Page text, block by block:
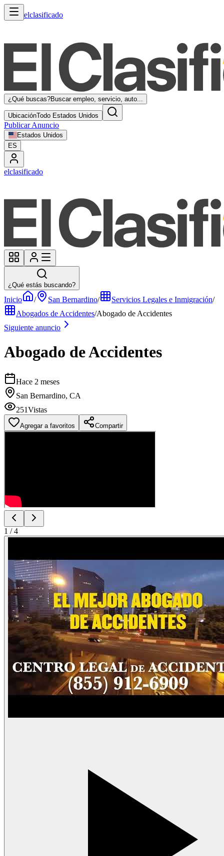
elclasificado
¿Qué buscas?Buscar empleo, servicio, auto...
UbicaciónTodo Estados Unidos
Publicar Anuncio
Estados Unidos
ES
elclasificado
¿Qué estás buscando?
Inicio / San Bernardino/ Servicios Legales e Inmigración/
Abogados de Accidentes/Abogado de Accidentes
Siguiente anuncio
Abogado de Accidentes
Hace 2 meses
San Bernardino, CA
251Vistas
Agregar a favoritos Compartir
1 /4